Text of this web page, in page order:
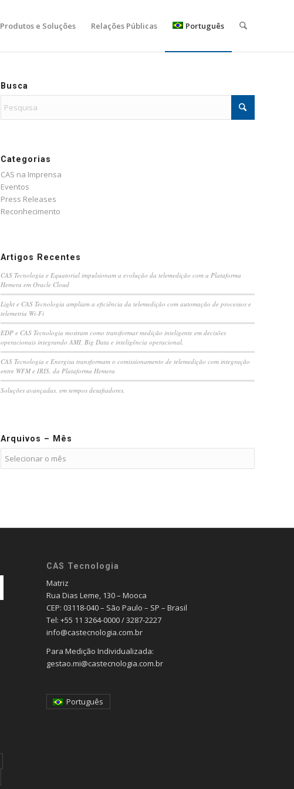
Produtos e Soluções Relações Públicas Português
Busca
Categorias
CAS na Imprensa
Eventos
Press Releases
Reconhecimento
Artigos Recentes
CAS Tecnologia e Equatorial impulsionam a evolução da telemedição com a Plataforma
Hemera em Oracle Cloud
Light e CAS Tecnologia ampliam a eficiência da telemedição com automação de processos e
telemetria Wi-Fi
EDP e CAS Tecnologia mostram como transformar medição inteligente em decisões
operacionais integrando AMI, Big Data e inteligência operacional.
CAS Tecnologia e Energisa transformam o comissionamento de telemedição com integração
entre WFM e IRIS, da Plataforma Hemera
Soluções avançadas, em tempos desafiadores.
Arquivos – Mês
CAS Tecnologia
Matriz
Rua Dias Leme, 130 – Mooca
CEP: 03118-040 – São Paulo – SP – Brasil
Tel: +55 11 3264-0000 / 3287-2227
info@castecnologia.com.br
Para Medição Individualizada:
gestao.mi@castecnologia.com.br
Português